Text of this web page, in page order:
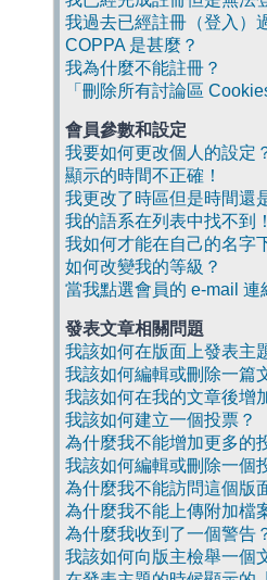
我過去已經註冊（登入）
COPPA 是甚麼？
我為什麼不能註冊？
「刪除所有討論區
會員參數和設定
我要如何更改個人的設定
顯示的時間不正確！
我更改了時區但是時間還
我的語系在列表中找不到！
我如何才能在自己的名字
如何改變我的等級？
當我點選會員的 e-mail 連
發表文章相關問題
我該如何在版面上發表主
我該如何編輯或刪除一篇
我該如何在我的文章後增
我該如何建立一個投票？
為什麼我不能增加更多的
我該如何編輯或刪除一個
為什麼我不能訪問這個版
為什麼我不能上傳附加檔
為什麼我收到了一個警告
我該如何向版主檢舉一個